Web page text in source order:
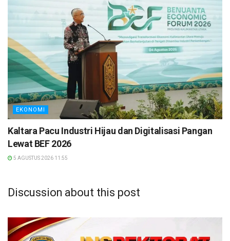
EKONOMI
Kaltara Pacu Industri Hijau dan Digitalisasi Pangan
Lewat BEF 2026
5 AGUSTUS 2026 11:55
Discussion about this post